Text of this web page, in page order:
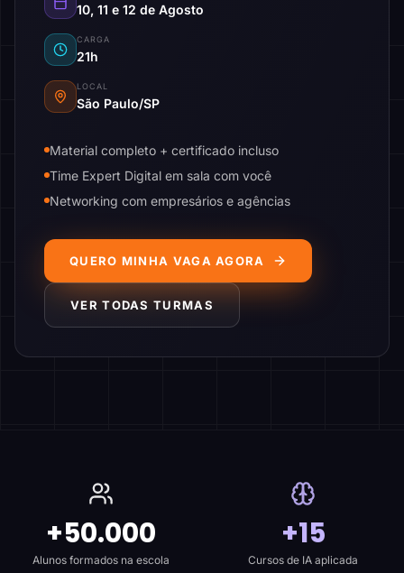
10, 11 e 12 de Agosto
CARGA
21h
LOCAL
São Paulo/SP
Material completo + certificado incluso
Time Expert Digital em sala com você
Networking com empresários e agências
QUERO MINHA VAGA AGORA
VER TODAS TURMAS
+50.000
Alunos formados na escola
+15
Cursos de IA aplicada